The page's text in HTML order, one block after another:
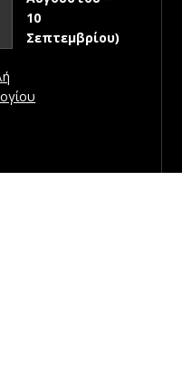
10
Σεπτεμβρίου)